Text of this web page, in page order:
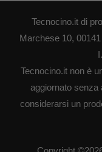
Tecnocino.it di
Marchese 10,
Tecnocino.it non è
aggiornato senza
considerarsi un